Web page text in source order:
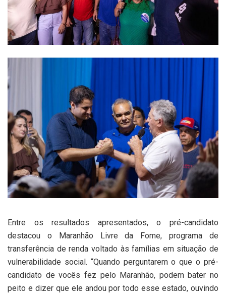
Entre os resultados apresentados, o pré-candidato
destacou o Maranhão Livre da Fome, programa de
transferência de renda voltado às famílias em situação de
vulnerabilidade social. “Quando perguntarem o que o pré-
candidato de vocês fez pelo Maranhão, podem bater no
peito e dizer que ele andou por todo esse estado, ouvindo